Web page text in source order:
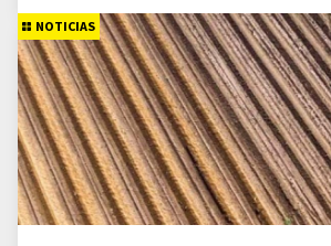
NOTICIAS